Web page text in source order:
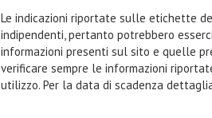
Le indicazioni riportate sulle etichette
indipendenti, pertanto potrebbero
informazioni presenti sul sito e quelle
verificare sempre le informazioni
utilizzo. Per la data di scadenza